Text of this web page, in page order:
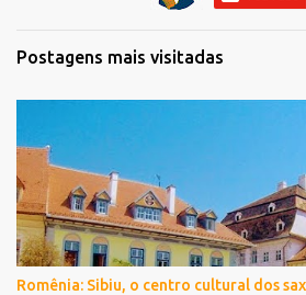
Postagens mais visitadas
Romênia: Sibiu, o centro cultural dos